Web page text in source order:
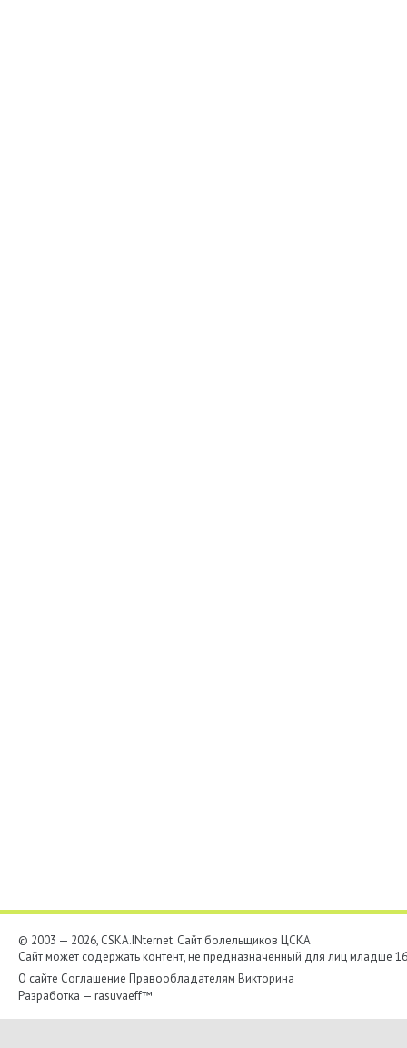
© 2003 — 2026, CSKA.INternet. Cайт болельщиков ЦСКА
Сайт может содержать контент, не предназначенный для лиц младше
О сайте Соглашение Правообладателям Викторина
Разработка — rasuvaeff™